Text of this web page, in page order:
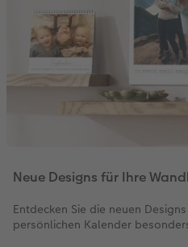
Neue Designs für Ihre
Entdecken Sie die neuen
persönlichen Kalender